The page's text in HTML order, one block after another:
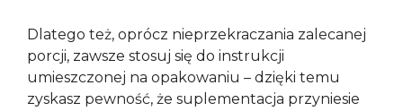
Dlatego też, oprócz nieprzekraczania zalecanej
porcji, zawsze stosuj się do instrukcji
umieszczonej na opakowaniu – dzięki temu
zyskasz pewność, że suplementacja przyniesie